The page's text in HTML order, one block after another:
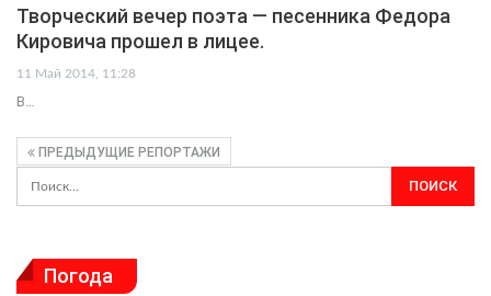
Творческий вечер поэта — песенника Федора
Кировича прошел в лицее.
11 Май 2014, 11:28
В…
ПРЕДЫДУЩИЕ РЕПОРТАЖИ
Погода